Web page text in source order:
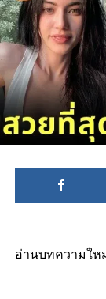
อ่านบทความให